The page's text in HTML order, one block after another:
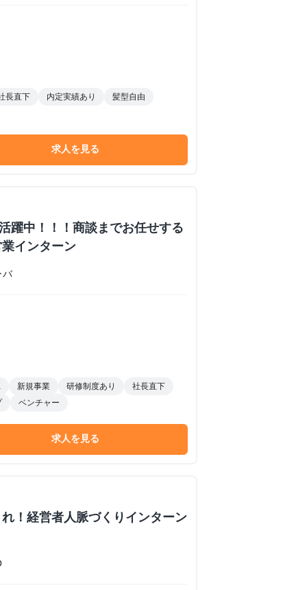
長直下 内定実績あり 髪型自由
求人を見る
躍中！！！商談までお任せする
インターン
バ
新規事業 研修制度あり
社長直下
ベンチャー
求人を見る
！経営者人脈づくりインターン